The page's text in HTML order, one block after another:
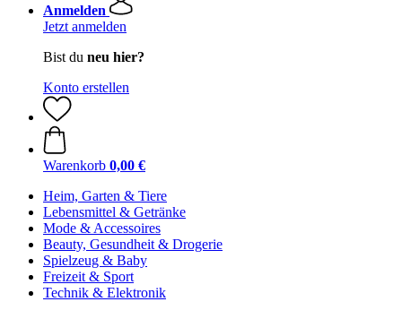
Anmelden
Jetzt anmelden
Bist du neu hier?
Konto erstellen
Warenkorb 0,00 €
Heim, Garten & Tiere
Lebensmittel & Getränke
Mode & Accessoires
Beauty, Gesundheit & Drogerie
Spielzeug & Baby
Freizeit & Sport
Technik & Elektronik